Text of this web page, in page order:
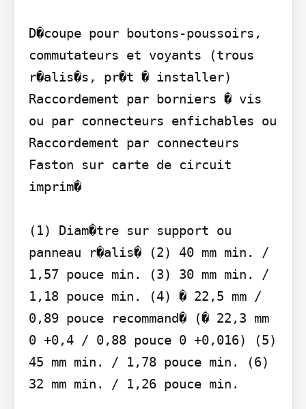
D�coupe pour boutons-poussoirs,
commutateurs et voyants (trous
r�alis�s, pr�t � installer)
Raccordement par borniers � vis
ou par connecteurs enfichables ou
Raccordement par connecteurs
Faston sur carte de circuit
imprim�
(1) Diam�tre sur support ou
panneau r�alis� (2) 40 mm min. /
1,57 pouce min. (3) 30 mm min. /
1,18 pouce min. (4) � 22,5 mm /
0,89 pouce recommand� (� 22,3 mm
0 +0,4 / 0,88 pouce 0 +0,016) (5)
45 mm min. / 1,78 pouce min. (6)
32 mm min. / 1,26 pouce min.